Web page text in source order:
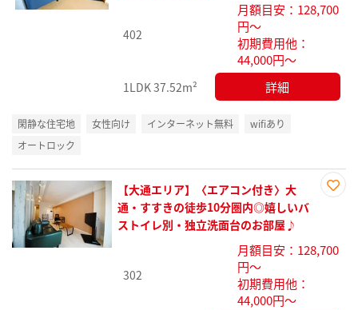
録
402
月額目安：128,700
円～
初期費用他：
44,000円～
1LDK37.52m² 詳細
閑静な住宅地 女性向け インターネット無料
wifiあり
オートロック
録
【大通エリア】〈エアコン付き〉大
通・すすきの徒歩10分圏内◎嬉しいバ
ストイレ別・独立洗面台のお部屋♪
302
月額目安：128,700
円～
初期費用他：
44,000円～